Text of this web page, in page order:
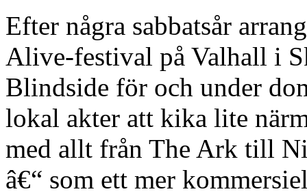
Efter några sabbatsår
Alive-festival på Valhall i
Blindside för och under
lokal akter att kika lite
med allt från The Ark till
â€“ som ett mer